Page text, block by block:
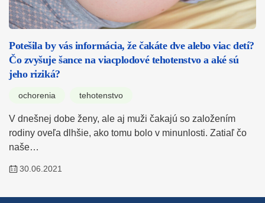
Potešila by vás informácia, že čakáte dve alebo viac detí?
Čo zvyšuje šance na viacplodové tehotenstvo a aké sú
jeho riziká?
ochorenia tehotenstvo
V dnešnej dobe ženy, ale aj muži čakajú so založením
rodiny oveľa dlhšie, ako tomu bolo v minunlosti. Zatiaľ čo
naše…
30.06.2021